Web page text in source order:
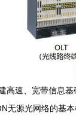
高速、宽带信息
源光网络的基